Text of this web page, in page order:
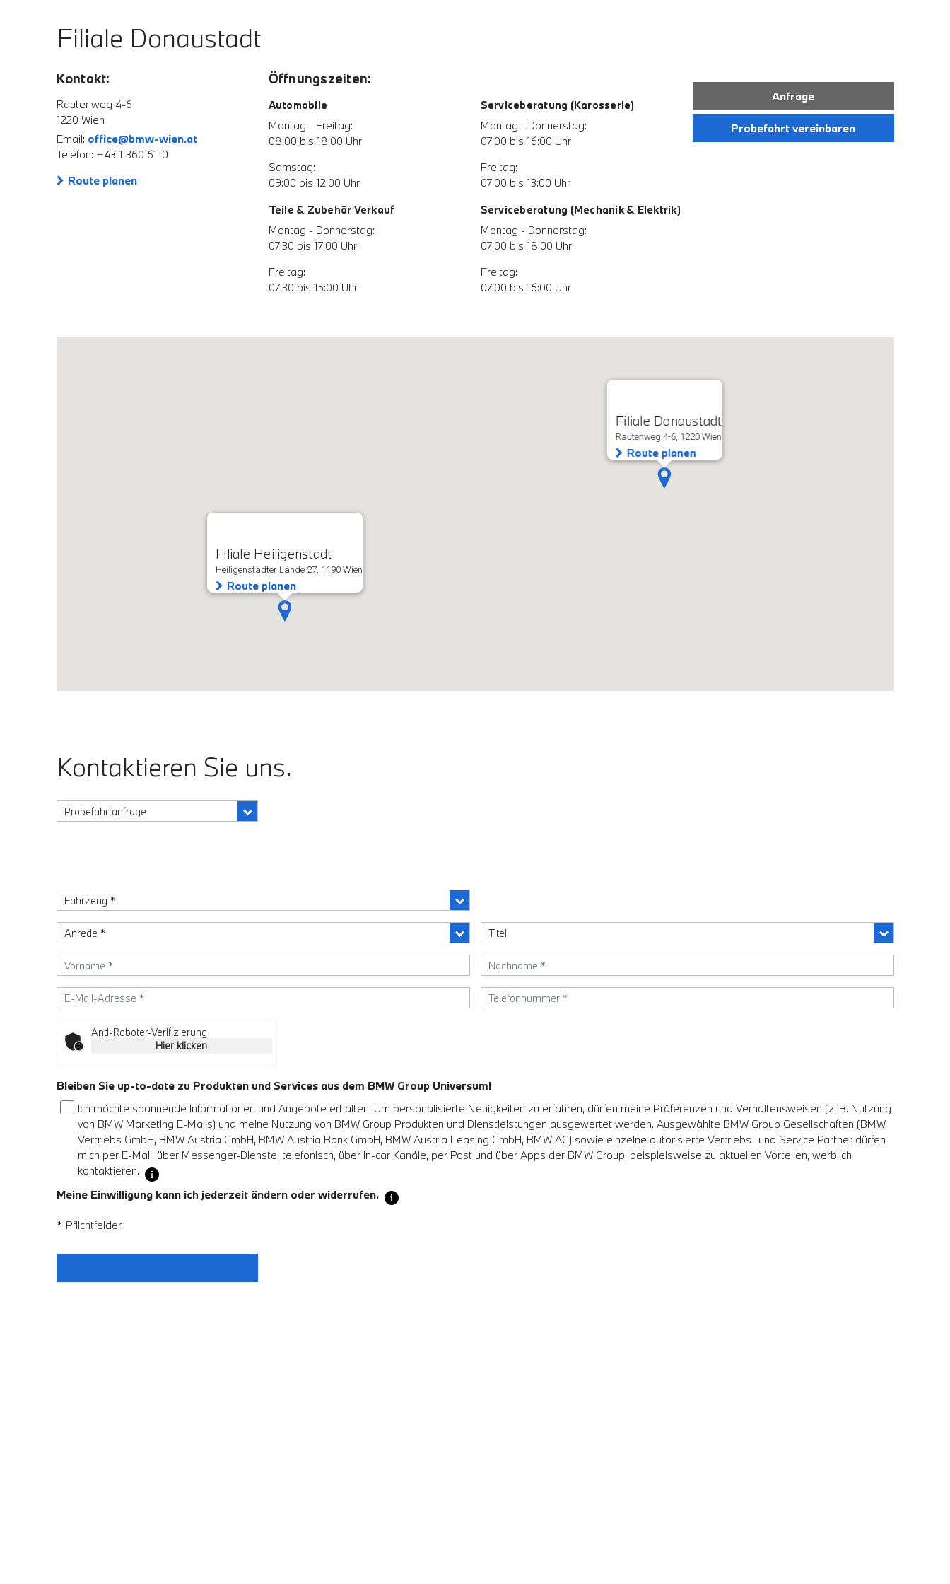
Filiale Donaustadt
Kontakt:
Rautenweg 4-6
1220 Wien
Email: office@bmw-wien.at
Telefon: +43 1 360 61-0
Route planen
Anfrage
Probefahrt vereinbaren
Öffnungszeiten:
Automobile
Montag - Freitag:
08:00 bis 18:00 Uhr
Samstag:
09:00 bis 12:00 Uhr
Teile & Zubehör Verkauf
Montag - Donnerstag:
07:30 bis 17:00 Uhr
Freitag:
07:30 bis 15:00 Uhr
Serviceberatung (Karosserie)
Montag - Donnerstag:
07:00 bis 16:00 Uhr
Freitag:
07:00 bis 13:00 Uhr
Serviceberatung (Mechanik & Elektrik)
Montag - Donnerstag:
07:00 bis 18:00 Uhr
Freitag:
07:00 bis 16:00 Uhr
Filiale Donaustadt
Rautenweg 4-6, 1220 Wien
Route planen
Filiale Heiligenstadt
Heiligenstädter Lände 27, 1190 Wien
Route planen
Kontaktieren Sie uns.
Anti-Roboter-Verifizierung
Hier klicken
Bleiben Sie up-to-date zu Produkten und Services aus dem BMW Group Universum!
Ich möchte spannende Informationen und Angebote erhalten. Um personalisierte Neuigkeiten zu erfahren, dürfen meine Präferenzen und Verhaltensweisen (z. B. Nutzung
von BMW Marketing E-Mails) und meine Nutzung von BMW Group Produkten und Dienstleistungen ausgewertet werden. Ausgewählte BMW Group Gesellschaften (BMW
Vertriebs GmbH, BMW Austria GmbH, BMW Austria Bank GmbH, BMW Austria Leasing GmbH, BMW AG) sowie einzelne autorisierte Vertriebs- und Service Partner dürfen
mich per E-Mail, über Messenger-Dienste, telefonisch, über in-car Kanäle, per Post und über Apps der BMW Group, beispielsweise zu aktuellen Vorteilen, werblich
kontaktieren.
Meine Einwilligung kann ich jederzeit ändern oder widerrufen.
* Pflichtfelder